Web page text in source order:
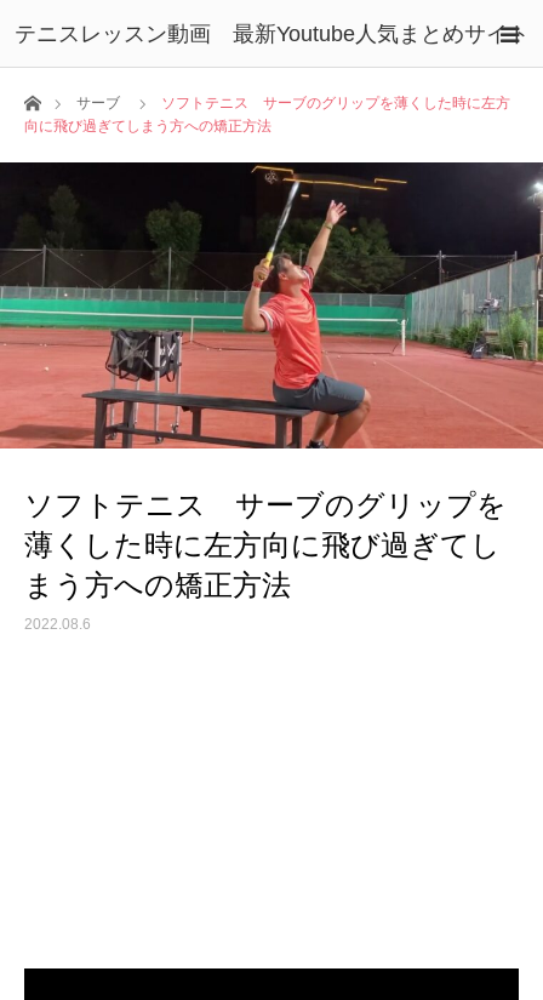
テニスレッスン動画 最新Youtube人気まとめサイト
ホームサーブ
ソフトテニス サーブのグリップを薄くした時に左方
向に飛び過ぎてしまう方への矯正方法
ソフトテニス サーブのグリップを
薄くした時に左方向に飛び過ぎてし
まう方への矯正方法
2022.08.6